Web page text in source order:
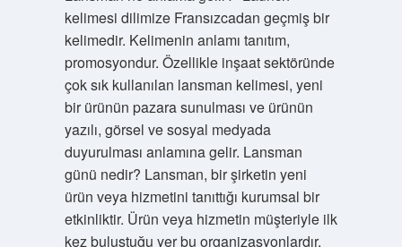
kelimesi dilimize Fransızcadan geçmiş bir
kelimedir. Kelimenin anlamı tanıtım,
promosyondur. Özellikle inşaat sektöründe
çok sık kullanılan lansman kelimesi, yeni
bir ürünün pazara sunulması ve ürünün
yazılı, görsel ve sosyal medyada
duyurulması anlamına gelir. Lansman
günü nedir? Lansman, bir şirketin yeni
ürün veya hizmetini tanıttığı kurumsal bir
etkinliktir. Ürün veya hizmetin müşteriyle ilk
kez buluştuğu yer bu organizasyonlardır.